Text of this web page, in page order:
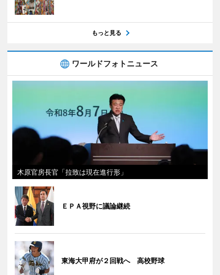
もっと見る
ワールドフォトニュース
木原官房長官「拉致は現在進行形」
ＥＰＡ視野に議論継続
東海大甲府が２回戦へ 高校野球